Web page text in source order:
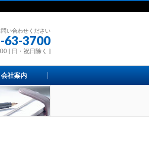
い合わせください
63-3700
[ 日・祝日除く ]
会社案内